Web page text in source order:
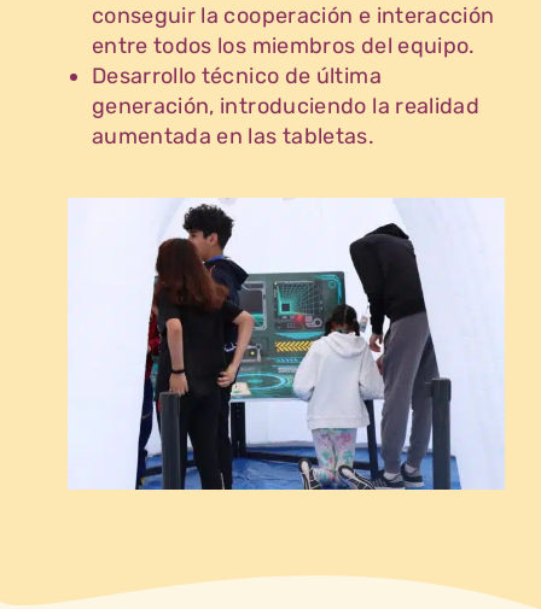
conseguir la cooperación e interacción
entre todos los miembros del equipo.
Desarrollo técnico de última
generación, introduciendo la realidad
aumentada en las tabletas.